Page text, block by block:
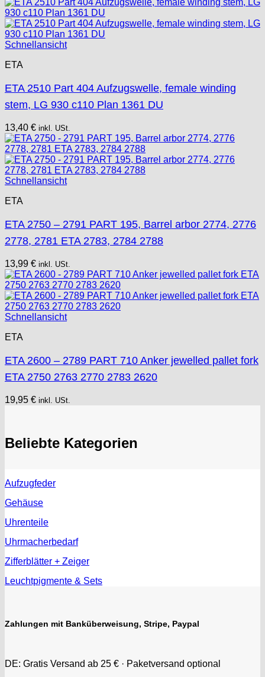
Schnellansicht
ETA
ETA 2510 Part 404 Aufzugswelle, female winding
stem, LG 930 c110 Plan 1361 DU
13,40 € inkl. USt.
Schnellansicht
ETA
ETA 2750 – 2791 PART 195, Barrel arbor 2774, 2776
2778, 2781 ETA 2783, 2784 2788
13,99 € inkl. USt.
Schnellansicht
ETA
ETA 2600 – 2789 PART 710 Anker jewelled pallet fork
ETA 2750 2763 2770 2783 2620
19,95 € inkl. USt.
Beliebte Kategorien
Aufzugfeder
Gehäuse
Uhrenteile
Uhrmacherbedarf
Zifferblätter + Zeiger
Leuchtpigmente & Sets
Zahlungen mit Banküberweisung, Stripe, Paypal
DE: Gratis Versand ab 25 € · Paketversand optional